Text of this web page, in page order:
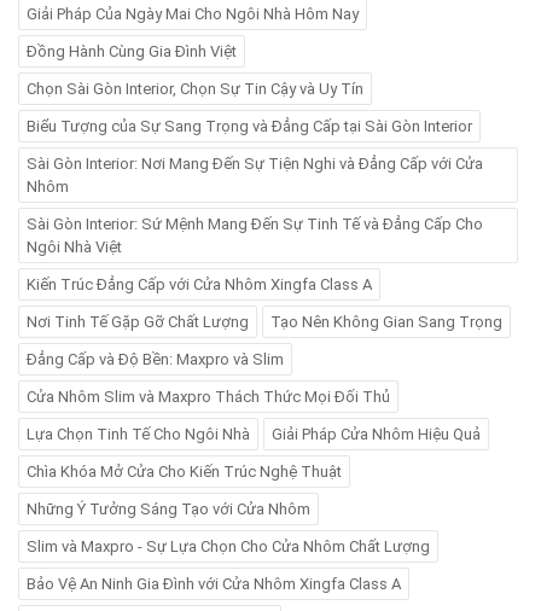
Giải Pháp Của Ngày Mai Cho Ngôi Nhà Hôm Nay
Đồng Hành Cùng Gia Đình Việt
Chọn Sài Gòn Interior, Chọn Sự Tin Cậy và Uy Tín
Biểu Tượng của Sự Sang Trọng và Đẳng Cấp tại Sài Gòn Interior
Sài Gòn Interior: Nơi Mang Đến Sự Tiện Nghi và Đẳng Cấp với Cửa
Nhôm
Sài Gòn Interior: Sứ Mệnh Mang Đến Sự Tinh Tế và Đẳng Cấp Cho
Ngôi Nhà Việt
Kiến Trúc Đẳng Cấp với Cửa Nhôm Xingfa Class A
Nơi Tinh Tế Gặp Gỡ Chất Lượng Tạo Nên Không Gian Sang Trọng
Đẳng Cấp và Độ Bền: Maxpro và Slim
Cửa Nhôm Slim và Maxpro Thách Thức Mọi Đối Thủ
Lựa Chọn Tinh Tế Cho Ngôi Nhà Giải Pháp Cửa Nhôm Hiệu Quả
Chìa Khóa Mở Cửa Cho Kiến Trúc Nghệ Thuật
Những Ý Tưởng Sáng Tạo với Cửa Nhôm
Slim và Maxpro - Sự Lựa Chọn Cho Cửa Nhôm Chất Lượng
Bảo Vệ An Ninh Gia Đình với Cửa Nhôm Xingfa Class A